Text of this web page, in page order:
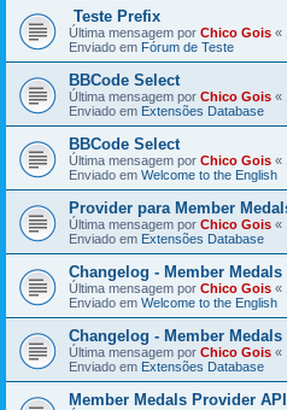
Teste Prefix
Última mensagem por Chico Gois «
Enviado em Fórum de Teste
BBCode Select
Última mensagem por Chico Gois «
Enviado em Extensões Database
BBCode Select
Última mensagem por Chico Gois «
Enviado em Welcome to the English
Provider para Member
Última mensagem por Chico Gois «
Enviado em Extensões Database
Changelog - Member Medals
Última mensagem por Chico Gois «
Enviado em Welcome to the English
Changelog - Member Medals
Última mensagem por Chico Gois «
Enviado em Extensões Database
Member Medals Provider